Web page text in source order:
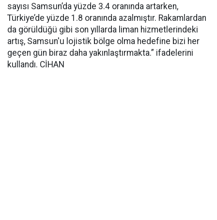
sayısı Samsun’da yüzde 3.4 oranında artarken,
Türkiye’de yüzde 1.8 oranında azalmıştır. Rakamlardan
da görüldüğü gibi son yıllarda liman hizmetlerindeki
artış, Samsun'u lojistik bölge olma hedefine bizi her
geçen gün biraz daha yakınlaştırmakta.” ifadelerini
kullandı. CİHAN